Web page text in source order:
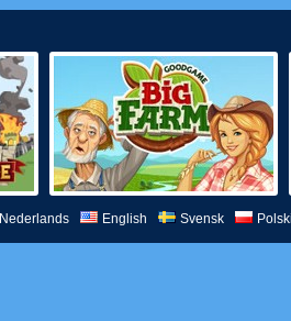
Nederlands English Svensk